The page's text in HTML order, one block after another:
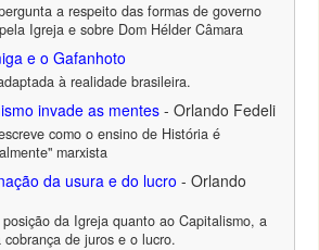
a respeito das formas de governo
Igreja e sobre Dom Hélder Câmara
e o Gafanhoto
à realidade brasileira.
invade as mentes - Orlando Fedeli
como o ensino de História é
marxista
da usura e do lucro - Orlando
da Igreja quanto ao Capitalismo, a
cobrança de juros e o lucro.